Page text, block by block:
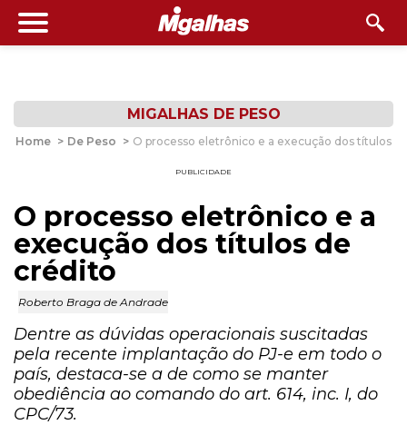
MIGALHAS DE PESO
Home > De Peso > O processo eletrônico e a execução dos títulos
PUBLICIDADE
O processo eletrônico e a
execução dos títulos de
crédito
Roberto Braga de Andrade
Dentre as dúvidas operacionais suscitadas
pela recente implantação do PJ-e em todo o
país, destaca-se a de como se manter
obediência ao comando do art. 614, inc. I, do
CPC/73.